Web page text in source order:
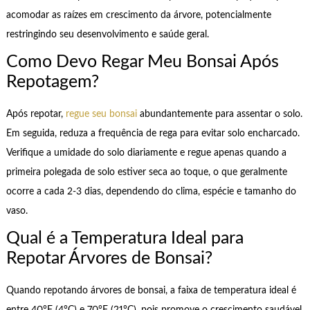
acomodar as raízes em crescimento da árvore, potencialmente
restringindo seu desenvolvimento e saúde geral.
Como Devo Regar Meu Bonsai Após
Repotagem?
Após repotar, regue seu bonsaiabundantemente para assentar o solo.
Em seguida, reduza a frequência de rega para evitar solo encharcado.
Verifique a umidade do solo diariamente e regue apenas quando a
primeira polegada de solo estiver seca ao toque, o que geralmente
ocorre a cada 2-3 dias, dependendo do clima, espécie e tamanho do
vaso.
Qual é a Temperatura Ideal para
Repotar Árvores de Bonsai?
Quando repotando árvores de bonsai, a faixa de temperatura ideal é